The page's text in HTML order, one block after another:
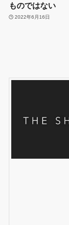
ものではない
2022年6月16日